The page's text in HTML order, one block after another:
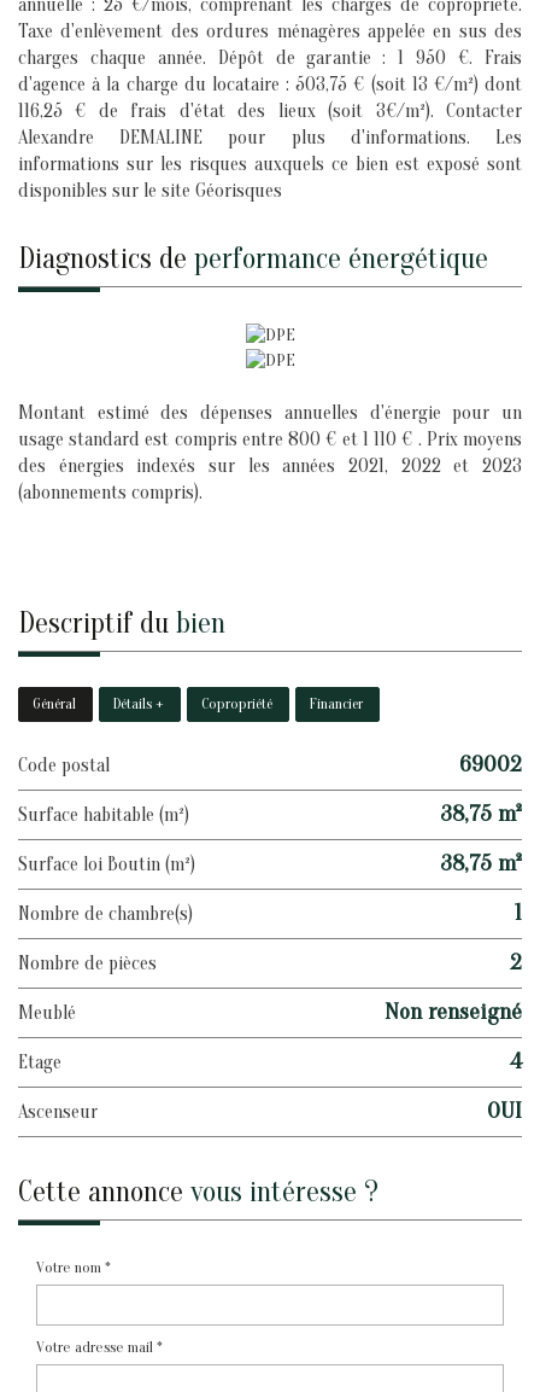
annuelle : 25 €/mois, comprenant les charges de copropriété.
Taxe d'enlèvement des ordures ménagères appelée en sus des
charges chaque année. Dépôt de garantie : 1 950 €. Frais
d'agence à la charge du locataire : 503,75 € (soit 13 €/m²) dont
116,25 € de frais d'état des lieux (soit 3€/m²). Contacter
Alexandre DEMALINE pour plus d'informations. Les
informations sur les risques auxquels ce bien est exposé sont
disponibles sur le site Géorisques
diagnostics de performance énergétique
Montant estimé des dépenses annuelles d'énergie pour un
usage standard est compris entre 800 € et 1 110 € . Prix moyens
des énergies indexés sur les années 2021, 2022 et 2023
(abonnements compris).
descriptif du bien
Général Détails + Copropriété Financier
Code postal 69002
Surface habitable (m²) 38,75 m²
Surface loi Boutin (m²) 38,75 m²
Nombre de chambre(s) 1
Nombre de pièces 2
Meublé Non renseigné
Etage 4
Ascenseur OUI
cette annonce vous intéresse ?
Votre nom *
Votre adresse mail *